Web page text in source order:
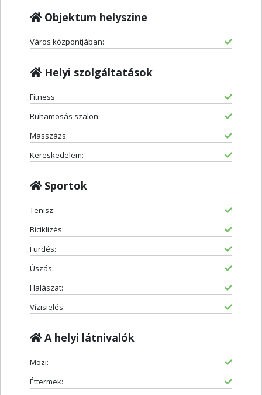
Objektum helyszine
Város központjában:
Helyi szolgáltatások
Fitness:
Ruhamosás szalon:
Masszázs:
Kereskedelem:
Sportok
Tenisz:
Biciklizés:
Fürdés:
Úszás:
Halászat:
Vízisielés:
A helyi látnivalók
Mozi:
Éttermek: